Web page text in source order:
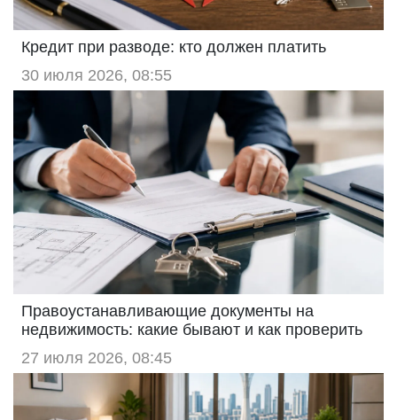
Кредит при разводе: кто должен платить
30 июля 2026, 08:55
Правоустанавливающие документы на
недвижимость: какие бывают и как проверить
27 июля 2026, 08:45